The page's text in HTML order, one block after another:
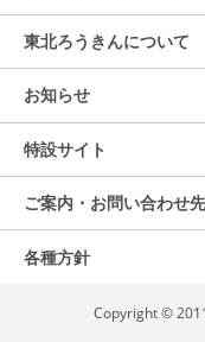
東北ろうきんについて
お知らせ
特設サイト
ご案内・お問い合わせ先
各種方針
Copyright ©